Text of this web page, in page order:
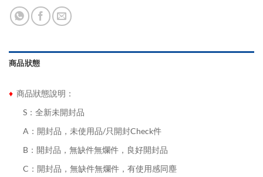
商品狀態
♦ 商品狀態說明：
S：全新未開封品
A：開封品，未使用品/只開封Check件
B：開封品，無缺件無爛件，良好開封品
C：開封品，無缺件無爛件，有使用感同塵